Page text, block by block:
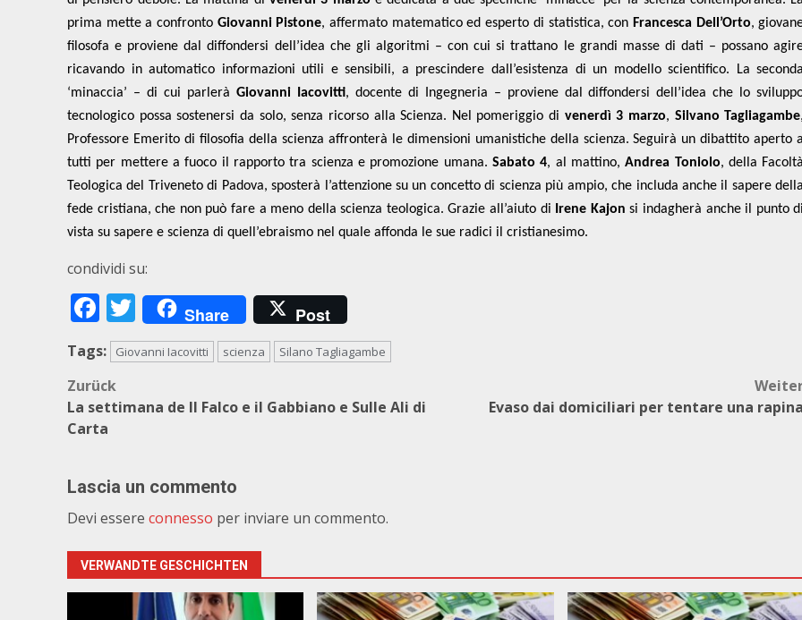
prima mette a confronto Giovanni Pistone, affermato matematico ed esperto di statistica, con Francesca Dell’Orto,
filosofa e proviene dal diffondersi dell’idea che gli algoritmi – con cui si trattano le grandi masse di dati – possano
ricavando in automatico informazioni utili e sensibili, a prescindere dall’esistenza di un modello scientifico. La
‘minaccia’ – di cui parlerà Giovanni Iacovitti, docente di Ingegneria – proviene dal diffondersi dell’idea che lo
tecnologico possa sostenersi da solo, senza ricorso alla Scienza. Nel pomeriggio di venerdì 3 marzo, Silvano Tagliagambe
Professore Emerito di filosofia della scienza affronterà le dimensioni umanistiche della scienza. Seguirà un dibattito aperto
tutti per mettere a fuoco il rapporto tra scienza e promozione umana. Sabato 4, al mattino,Andrea Toniolo, della
Teologica del Triveneto di Padova, sposterà l’attenzione su un concetto di scienza più ampio, che includa anche il sapere
fede cristiana, che non può fare a meno della scienza teologica. Grazie all’aiuto di Irene Kajon si indagherà anche il punto
vista su sapere e scienza di quell’ebraismo nel quale affonda le sue radici il cristianesimo.
condividi su:
Facebook
Twitter
Share Post
Tags: Giovanni Iacovitti scienza Silano Tagliagambe
Beitragsnavigation
Zurück
La settimana de Il Falco e il Gabbiano e Sulle Ali di
Carta
Evaso dai domiciliari per tentare una
Lascia un commento
Devi essere connesso per inviare un commento.
VERWANDTE GESCHICHTEN